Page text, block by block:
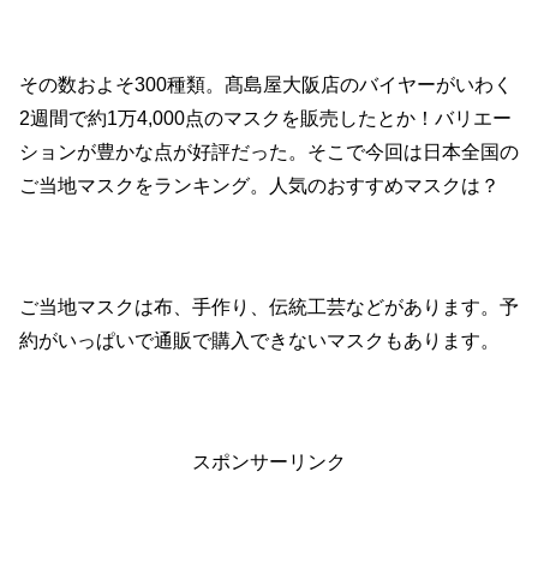
その数およそ300種類。髙島屋大阪店のバイヤーがいわく
2週間で約1万4,000点のマスクを販売したとか！バリエー
ションが豊かな点が好評だった。そこで今回は日本全国の
ご当地マスクをランキング。人気のおすすめマスクは？
ご当地マスクは布、手作り、伝統工芸などがあります。予
約がいっぱいで通販で購入できないマスクもあります。
スポンサーリンク